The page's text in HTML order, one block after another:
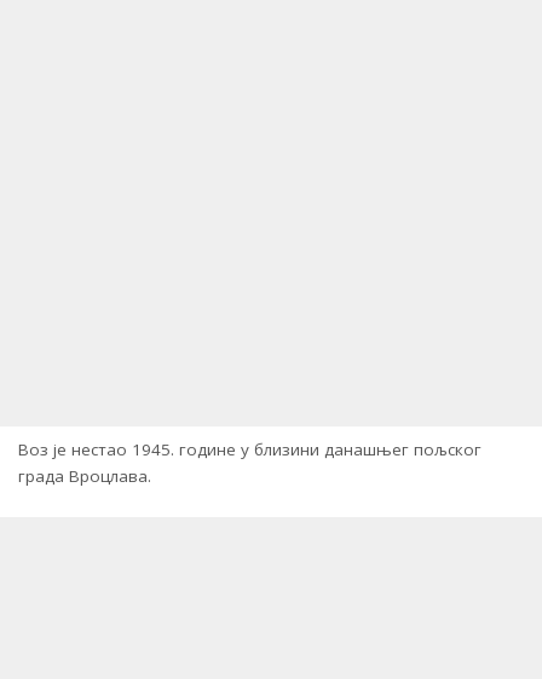
Воз је нестао 1945. године у близини данашњег пољског
града Вроцлава.